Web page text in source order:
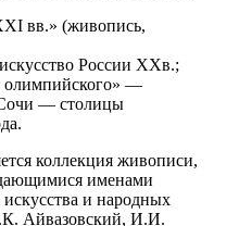
вв.» (живопись,
России ХХв.;
олимпийского» —
— столицы
коллекция живописи,
именами
и народных
Айвазовский, И.И.